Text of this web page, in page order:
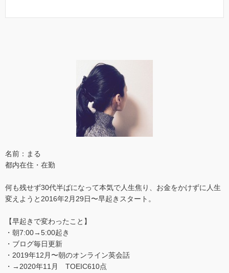
名前：まる
都内在住・在勤
何も残せず30代半ばになって本気で人生焦り、お金をかけずに人生
変えようと2016年2月29日〜早起きスタート。
【早起きで変わったこと】
・朝7:00→5:00起き
・ブログ毎日更新
・2019年12月〜朝のオンライン英会話
・→2020年11月 TOEIC610点